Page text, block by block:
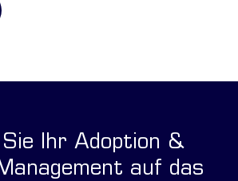
Sie Ihr Adoption &
auf das